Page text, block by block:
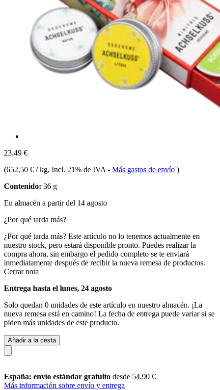
23,49 €
(652,50 € / kg, Incl. 21% de IVA - Más gastos de envío )
Contenido: 36 g
En almacén a partir del 14 agosto
¿Por qué tarda más?
¿Por qué tarda más? Este artículo no lo tenemos actualmente en
nuestro stock, pero estará disponible pronto. Puedes realizar la
compra ahora, sin embargo el pedido completo se te enviará
inmediatamente después de recibir la nueva remesa de productos.
Cerrar nota
Entrega hasta el lunes, 24 agosto
Solo quedan 0 unidades de este artículo en nuestro almacén. ¡La
nueva remesa está en camino! La fecha de entrega puede variar si se
piden más unidades de este producto.
Añadir a la cesta
España: envío estándar gratuito desde 54,90 €
Más información sobre envío y entrega